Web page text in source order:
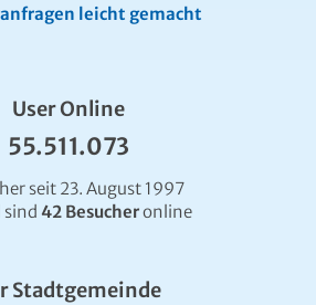
leicht gemacht
User Online
55.511.073
seit 23. August 1997
42 Besucheronline
Stadtgemeinde